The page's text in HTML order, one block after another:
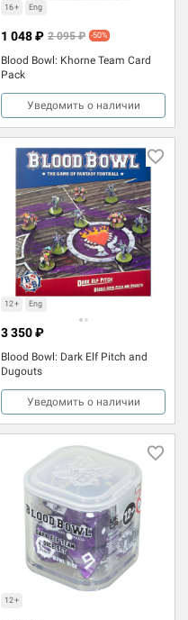
16+ Eng
Blood Bowl: Khorne Team Card
Pack
1 048 ₽ 2 095 ₽ -50%
Уведомить о наличии
12+ Eng
Blood Bowl: Dark Elf Pitch and
Dugouts
3 350 ₽
Уведомить о наличии
12+